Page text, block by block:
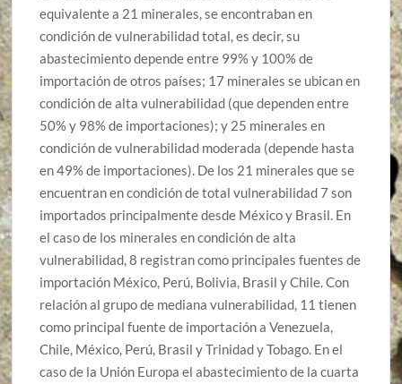
equivalente a 21 minerales, se encontraban en
condición de vulnerabilidad total, es decir, su
abastecimiento depende entre 99% y 100% de
importación de otros países; 17 minerales se ubican en
condición de alta vulnerabilidad (que dependen entre
50% y 98% de importaciones); y 25 minerales en
condición de vulnerabilidad moderada (depende hasta
en 49% de importaciones). De los 21 minerales que se
encuentran en condición de total vulnerabilidad 7 son
importados principalmente desde México y Brasil. En
el caso de los minerales en condición de alta
vulnerabilidad, 8 registran como principales fuentes de
importación México, Perú, Bolivia, Brasil y Chile. Con
relación al grupo de mediana vulnerabilidad, 11 tienen
como principal fuente de importación a Venezuela,
Chile, México, Perú, Brasil y Trinidad y Tobago. En el
caso de la Unión Europa el abastecimiento de la cuarta